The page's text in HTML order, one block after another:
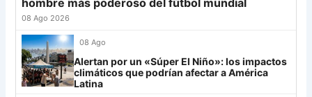
Mirassol
Lanús 9
Always Ready
27 Platense
28 Riestra
29 Aldosivi
30 Estudiantes RC 19 -21 9
08 Ago 2026
08 Ago
Alertan por un «Súper El Niño»: los impactos
climáticos que podrían afectar a América
Latina